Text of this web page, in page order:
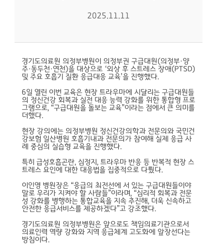
2025.11.11
경기도의료원 의정부병원이 의정부권 구급대원(의정부·양
주·동두천·연천)을 대상으로 ‘외상 후 스트레스 장애(PTSD)
및 주요 호흡기 질환 응급대응 교육’을 진행했다.
6일 열린 이번 교육은 현장 트라우마에 시달리는 구급대원들
의 정신건강 회복과 실전 대응 능력 강화를 위한 통합형 프로
그램으로, “구급대원을 돌보는 교육”이라는 점에서 큰 의미를
더했다.
현장 강의에는 의정부병원 정신건강의학과 전문의와 국민건
강보험 일산병원 호흡기내과 전문의가 참여해 실제 응급 사
례 중심의 실습형 교육을 진행했다.
특히 급성호흡곤란, 심정지, 트라우마 반응 등 반복적 현장 스
트레스 요인에 대한 대응법을 집중적으로 다뤘다.
이인영 병원장은 “응급의 최전선에 서 있는 구급대원들이야
말로 우리가 지켜야 할 사람들”이라며, “심리적 회복과 전문
성 강화를 병행하는 통합교육을 지속 추진해, 더욱 신속하고
안전한 응급서비스를 제공하겠다”고 강조했다.
경기도의료원 의정부병원은 앞으로도 책임의료기관으로서
의료인력 역량 강화와 지역 응급체계 고도화에 앞장선다는
방침이다.